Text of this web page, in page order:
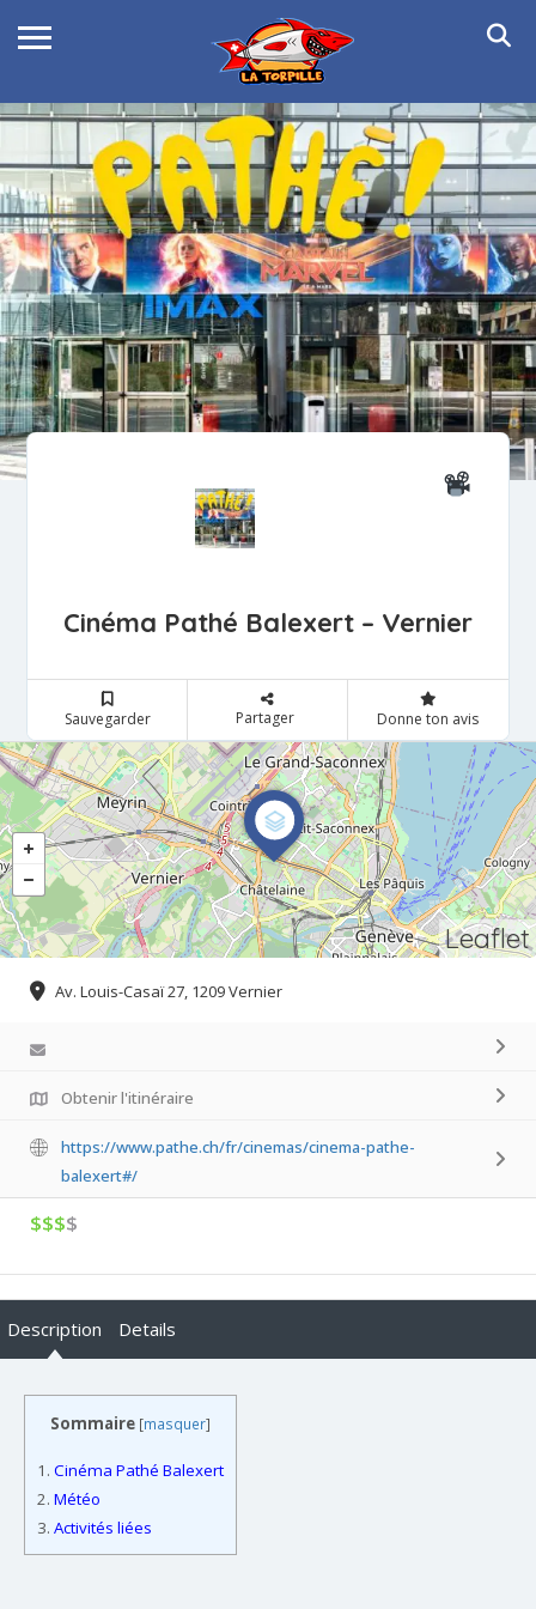
Cinéma Pathé Balexert – Vernier
Sauvegarder Partager Donne ton avis
Leaflet
Av. Louis-Casaï 27, 1209 Vernier
Obtenir l'itinéraire
https://www.pathe.ch/fr/cinemas/cinema-pathe-
balexert#/
$$$$
Description Details
Sommaire [masquer]
1. Cinéma Pathé Balexert
2. Météo
3. Activités liées